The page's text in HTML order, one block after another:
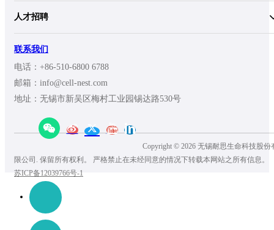
人才招聘
联系我们
电话：+86-510-6800 6788
邮箱：info@cell-nest.com
地址：无锡市新吴区梅村工业园锡达路530号
Copyright © 2026 无锡耐思生命科技股份
限公司. 保留所有权利。 严格禁止在未经同意的情况下转载本网站之所有信息。
苏ICP备12039766号-1